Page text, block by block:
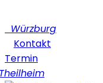
Würzburg
Kontakt
Termin